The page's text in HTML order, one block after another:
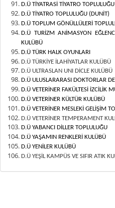
D.Ü TİYATRASİ TİYATRO TOPLULUĞU
D.Ü TİYATRO TOPLULUĞU (DUNİT)
D.Ü TOPLUM GÖNÜLLÜLERİ
D.Ü TURİZM ANİMASYON
KULÜBÜ
D.Ü TÜRK HALK OYUNLARI
D.Ü TÜRKİYE İLAHİYATLAR KULÜBÜ
D.Ü ULTRASLAN UNI DİCLE KULÜBÜ
D.Ü ULUSLARARASI DOKTORLAR
D.Ü VETERİNER FAKÜLTESİ İZCİLİK
D.Ü VETERİNER KÜLTÜR KULÜBÜ
D.Ü VETERİNER MESLEKİ GELİŞİM
D.Ü VETERİNER TEMPERAMENT
D.Ü YABANCI DİLLER TOPLULUĞU
D.Ü YAŞAMIN RENKLERİ KULÜBÜ
D.Ü YENİLER KULÜBÜ
D.Ü YEŞİL KAMPÜS VE SIFIR ATIK